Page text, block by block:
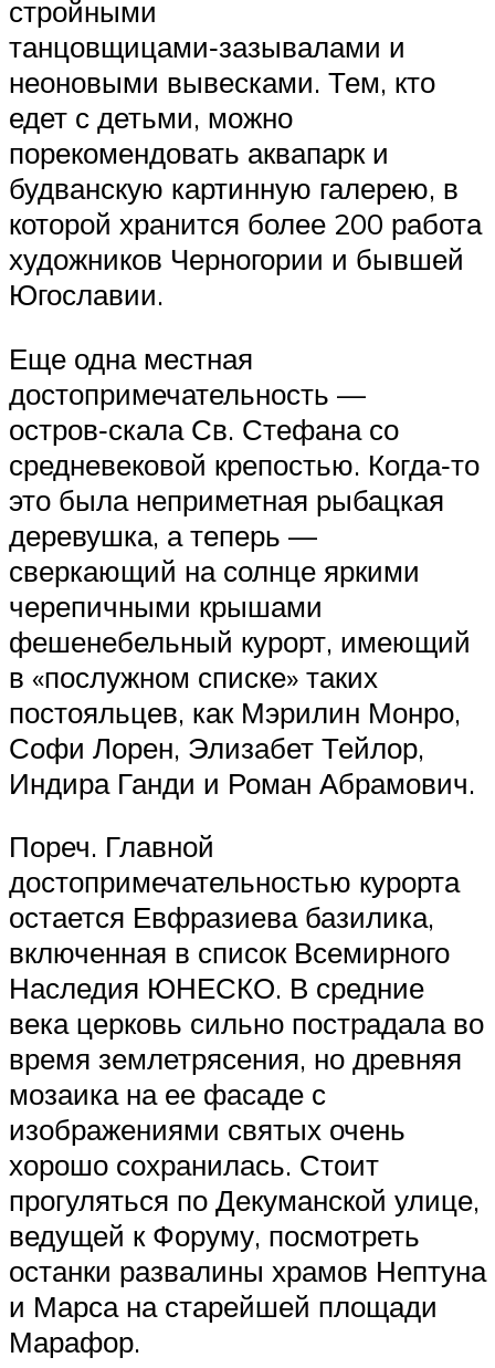
стройными
танцовщицами‑зазывалами и
неоновыми вывесками. Тем, кто
едет с детьми, можно
порекомендовать аквапарк и
будванскую картинную галерею, в
которой хранится более 200 работа
художников Черногории и бывшей
Югославии.
Еще одна местная
достопримечательность —
остров‑скала Св. Стефана со
средневековой крепостью. Когда‑то
это была неприметная рыбацкая
деревушка, а теперь —
сверкающий на солнце яркими
черепичными крышами
фешенебельный курорт, имеющий
в «послужном списке» таких
постояльцев, как Мэрилин Монро,
Софи Лорен, Элизабет Тейлор,
Индира Ганди и Роман Абрамович.
Пореч. Главной
достопримечательностью курорта
остается Евфразиева базилика,
включенная в список Всемирного
Наследия ЮНЕСКО. В средние
века церковь сильно пострадала во
время землетрясения, но древняя
мозаика на ее фасаде с
изображениями святых очень
хорошо сохранилась. Стоит
прогуляться по Декуманской улице,
ведущей к Форуму, посмотреть
останки развалины храмов Нептуна
и Марса на старейшей площади
Марафор.